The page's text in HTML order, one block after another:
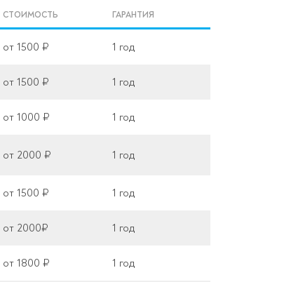
СТОИМОСТЬ ГАРАНТИЯ
от 1500 ₽ 1 год
от 1500 ₽ 1 год
от 1000 ₽ 1 год
от 2000 ₽ 1 год
от 1500 ₽ 1 год
от 2000₽ 1 год
от 1800 ₽ 1 год